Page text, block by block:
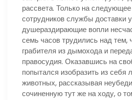
рассвета. Только на
сотрудников службы доставки
душераздирающие вопли
семь часов трудились над тем,
грабителя из дымохода и
правосудия. Оказавшись на
попытался изобразить из себя
животных, рассказывая
сочиненную тут же на ходу, о